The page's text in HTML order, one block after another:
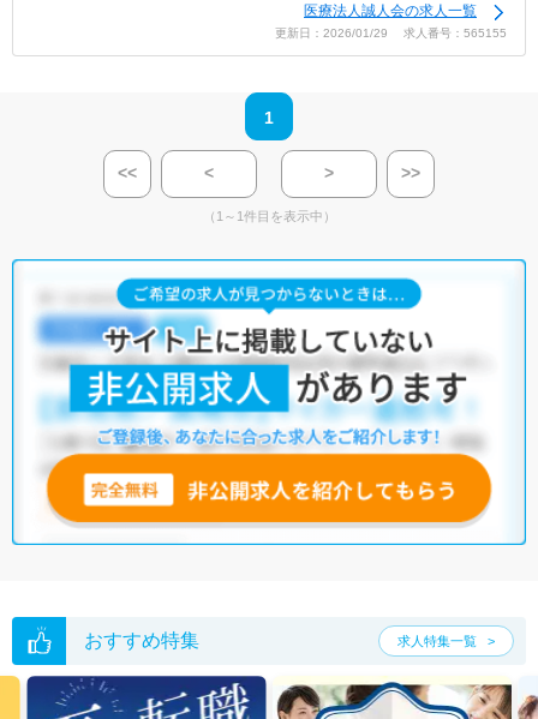
医療法人誠人会の求人一覧
更新日：2026/01/29 求人番号：565155
1
<< < > >>
（1～1件目を表示中）
おすすめ特集 求人特集一覧